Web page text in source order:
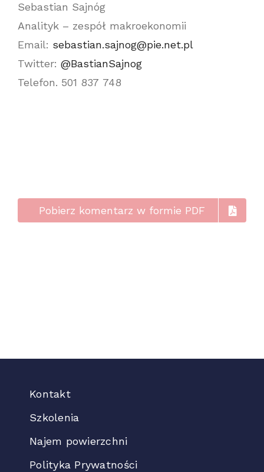
Sebastian Sajnóg
Analityk – zespół makroekonomii
Email: sebastian.sajnog@pie.net.pl
Twitter: @BastianSajnog
Telefon. 501 837 748
Pobierz komentarz w formie PDF
Kontakt
Szkolenia
Najem powierzchni
Polityka Prywatności